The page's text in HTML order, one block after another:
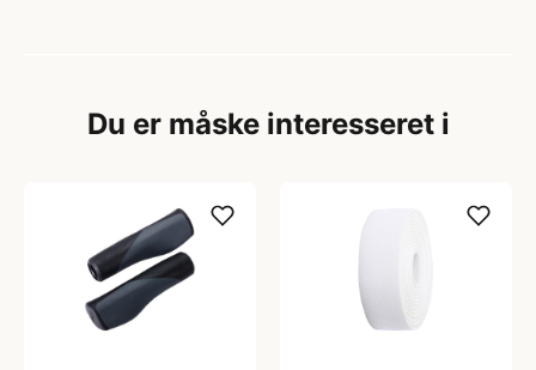
Du er måske interesseret i